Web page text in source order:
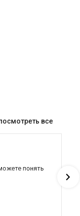
все
понять